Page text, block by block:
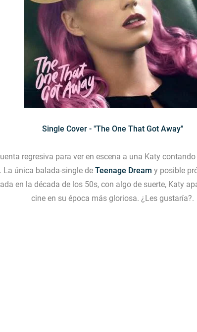
Single Cover - "The One That Got Away"
regresiva para ver en escena a una Katy
única balada-single de Teenage Dream y posible
en la década de los 50s, con algo de suerte, Katy
cine en su época más gloriosa. ¿Les gustaría?.